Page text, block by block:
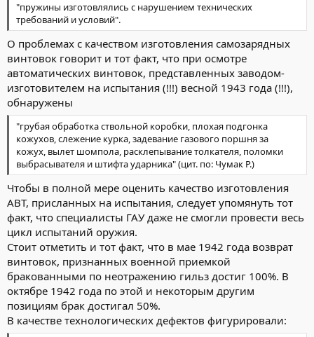
"пружины изготовлялись с нарушением технических
требований и условий".
О проблемах с качеством изготовления самозарядных
винтовок говорит и тот факт, что при осмотре
автоматических винтовок, представленных заводом-
изготовителем на испытания (!!!) весной 1943 года (!!!),
обнаружены
"грубая обработка ствольной коробки, плохая подгонка
кожухов, слежение курка, задевание газового поршня за
кожух, вылет шомпола, расклепывание толкателя, поломки
выбрасывателя и штифта ударника" (цит. по: Чумак Р.)
Чтобы в полной мере оценить качество изготовления
АВТ, присланных на испытания, следует упомянуть тот
факт, что специалисты ГАУ даже не смогли провести весь
цикл испытаний оружия.
Стоит отметить и тот факт, что в мае 1942 года возврат
винтовок, признанных военной приемкой
бракованными по неотражению гильз достиг 100%. В
октябре 1942 года по этой и некоторым другим
позициям брак достигал 50%.
В качестве технологических дефектов фигурировали: